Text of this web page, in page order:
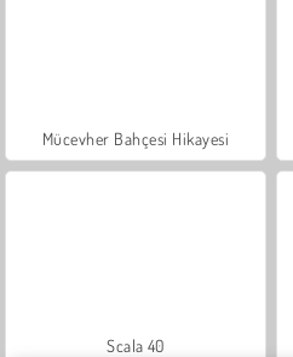
Mücevher Bahçesi Hikayesi
Scala 40